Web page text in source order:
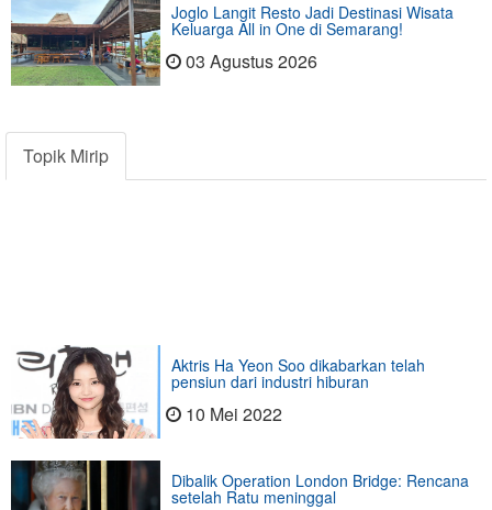
Joglo Langit Resto Jadi Destinasi Wisata
Keluarga All in One di Semarang!
03 Agustus 2026
Topik Mirip
Aktris Ha Yeon Soo dikabarkan telah
pensiun dari industri hiburan
10 Mei 2022
Dibalik Operation London Bridge: Rencana
setelah Ratu meninggal